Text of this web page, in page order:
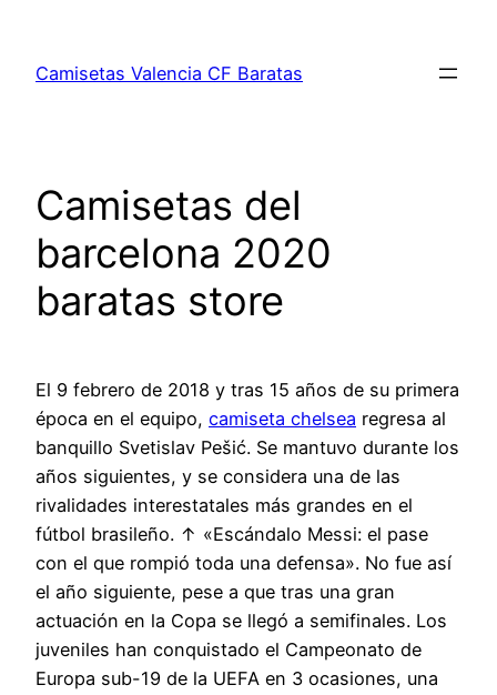
contenido
Camisetas Valencia CF Baratas
Camisetas del
barcelona 2020
baratas store
El 9 febrero de 2018 y tras 15 años de su primera
época en el equipo, camiseta chelsea regresa al
banquillo Svetislav Pešić. Se mantuvo durante los
años siguientes, y se considera una de las
rivalidades interestatales más grandes en el
fútbol brasileño. ↑ «Escándalo Messi: el pase
con el que rompió toda una defensa». No fue así
el año siguiente, pese a que tras una gran
actuación en la Copa se llegó a semifinales. Los
juveniles han conquistado el Campeonato de
Europa sub-19 de la UEFA en 3 ocasiones, una